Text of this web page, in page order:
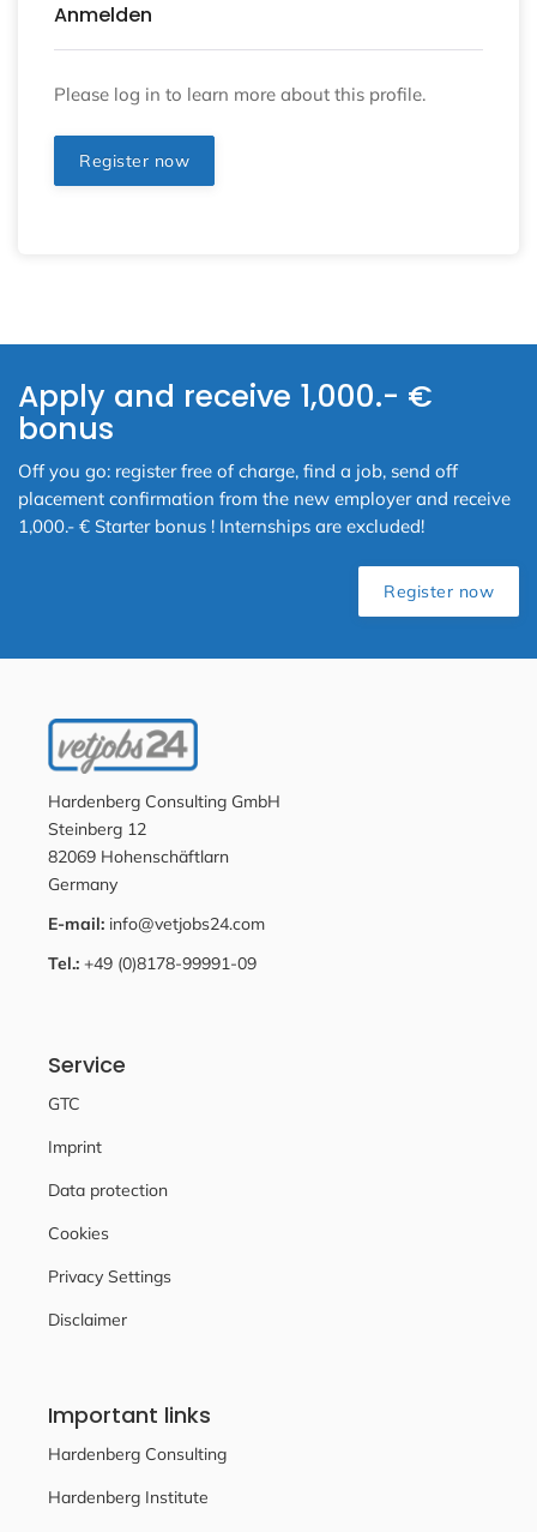
Anmelden
Please log in to learn more about this profile.
Register now
Apply and receive 1,000.- €
bonus
Off you go: register free of charge, find a job, send off
placement confirmation from the new employer and receive
1,000.- € Starter bonus ! Internships are excluded!
Register now
Hardenberg Consulting GmbH
Steinberg 12
82069 Hohenschäftlarn
Germany
E-mail: info@vetjobs24.com
Tel.: +49 (0)8178-99991-09
Service
GTC
Imprint
Data protection
Cookies
Privacy Settings
Disclaimer
Important links
Hardenberg Consulting
Hardenberg Institute